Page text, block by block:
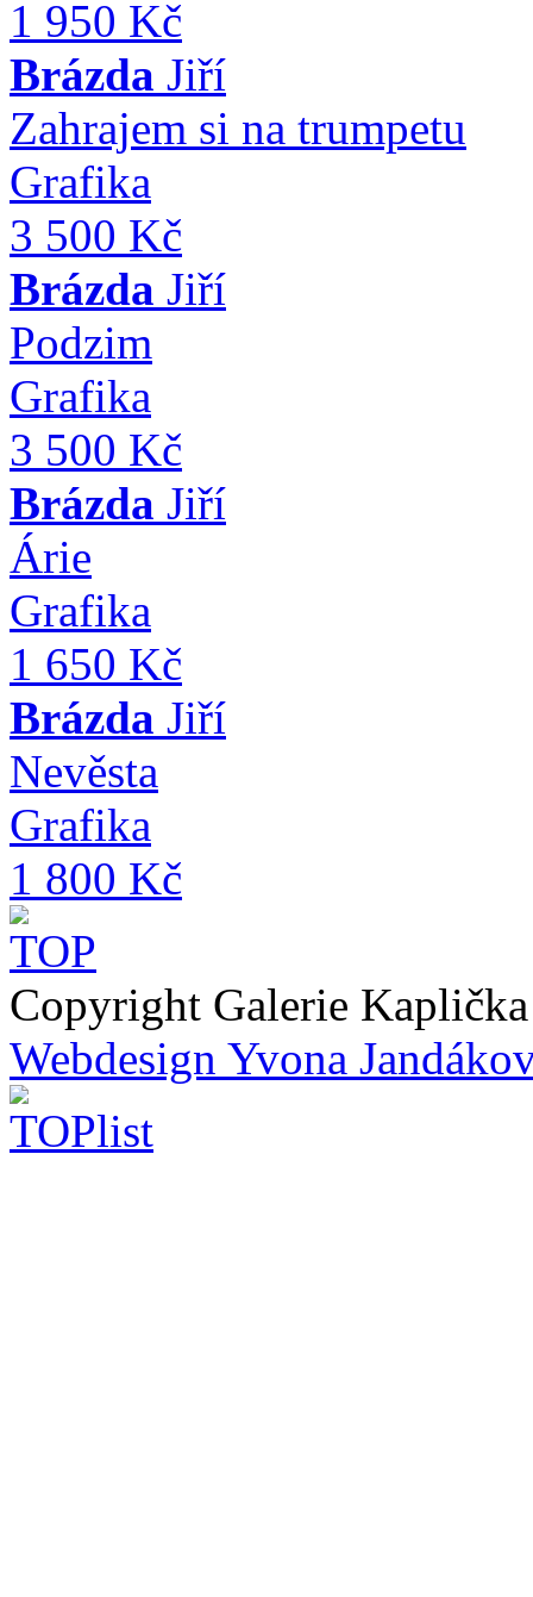
1 950 Kč
Brázda Jiří
Zahrajem si na trumpetu
Grafika
3 500 Kč
Brázda Jiří
Podzim
Grafika
3 500 Kč
Brázda Jiří
Árie
Grafika
1 650 Kč
Brázda Jiří
Nevěsta
Grafika
1 800 Kč
Copyright Galerie
Webdesign Yvona